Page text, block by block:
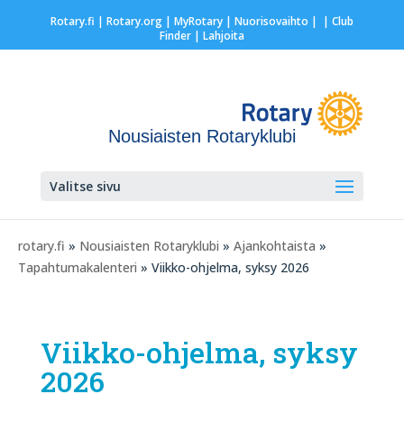
Rotary.fi | Rotary.org| MyRotary | Nuorisovaihto | | Club
Finder| Lahjoita
Nousiaisten Rotaryklubi
Valitse sivu
rotary.fi » Nousiaisten Rotaryklubi » Ajankohtaista »
Tapahtumakalenteri » Viikko-ohjelma, syksy 2026
Viikko-ohjelma, syksy
2026